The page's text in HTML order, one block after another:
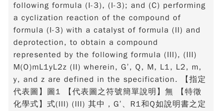
following formula (I-3), (I-3); and (C) performing
a cyclization reaction of the compound of
formula (I-3) with a catalyst of formula (II) and
deprotection, to obtain a compound
represented by the following formula (III), (III)
M(O)mL1yL2z (II) wherein, G’, Q, M, L1, L2, m,
y, and z are defined in the specification. 【指定
代表圖】圖1 【代表圖之符號簡單說明】無 【特徵
化學式】式(III) (III) 其中，G’、R1和Q如說明書之定